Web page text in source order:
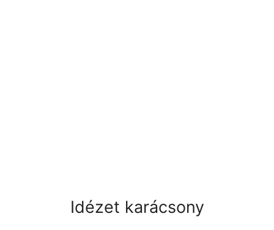
Idézet karácsony